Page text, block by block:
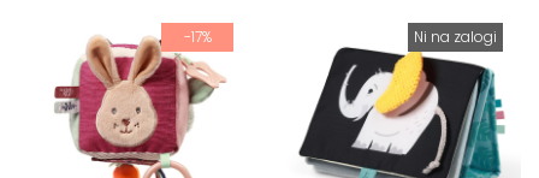
-17% Ni na zalogi